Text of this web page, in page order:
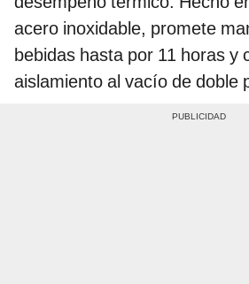
acero inoxidable, promete
bebidas hasta por 11 horas y
aislamiento al vacío de doble